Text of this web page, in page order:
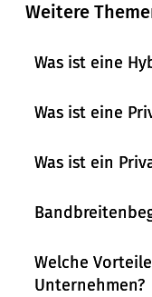
Weitere
Was ist eine
Was ist eine
Was ist ein
Welche
Unternehmen?